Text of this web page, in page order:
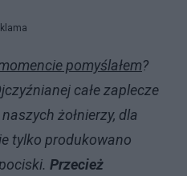
pomyślałem?
całe zaplecze
żołnierzy, dla
tylko produkowano
Przecież